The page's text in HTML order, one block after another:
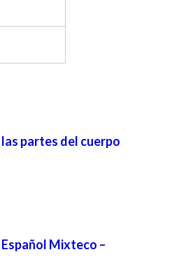
partes del cuerpo
Mixteco –